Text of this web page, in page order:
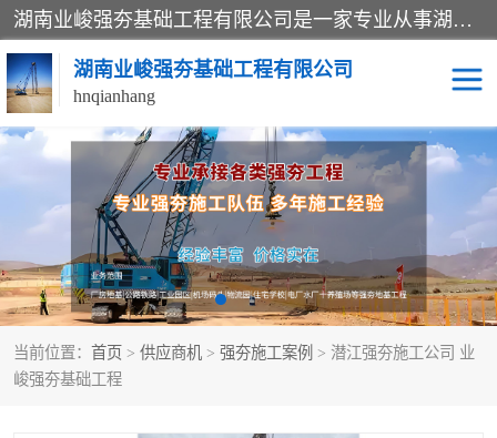
湖南业峻强夯基础工程有限公司是一家专业从事湖南强夯基础工程、强夯机租赁，地基处理的施工单位。业务覆盖：湖南、广东，江西等地。可承接1000KN.m-25000KN.m强夯（置换）工程。公司创始人是国内较早期从事强夯施工的建设者，经过多年的一步一个脚印的发展，在行业内具有较高的度和良好的口碑。
湖南业峻强夯基础工程有限公司
hnqianhang
当前位置： 首页 > 供应商机 > 强夯施工案例 > 潜江强夯施工公司 业
峻强夯基础工程
强夯施工案例 强夯机租赁
强夯施工工程 强夯施工队伍
强夯队伍